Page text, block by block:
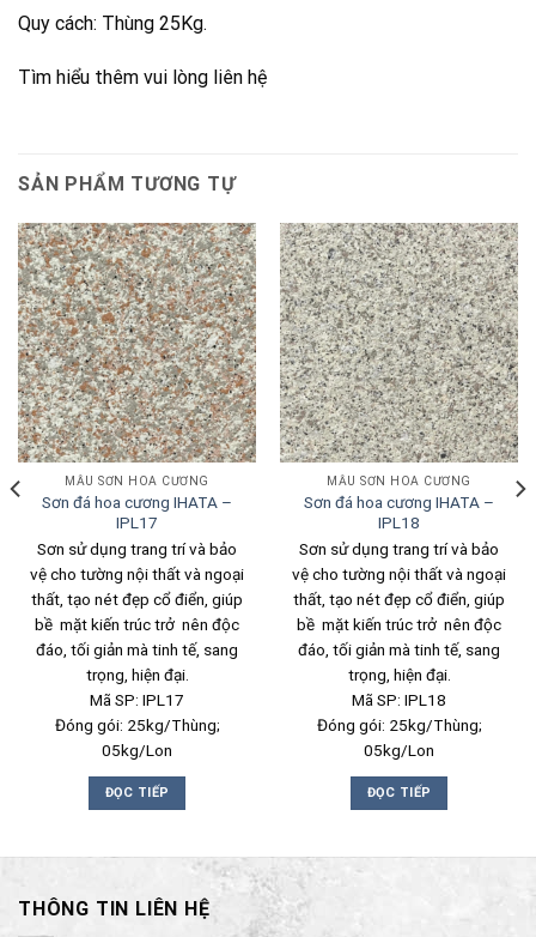
Quy cách: Thùng 25Kg.
Tìm hiểu thêm vui lòng liên hệ
SẢN PHẨM TƯƠNG TỰ
MẪU SƠN HOA CƯƠNG
Sơn đá hoa cương IHATA –
IPL17
Sơn sử dụng trang trí và bảo
vệ cho tường nội thất và ngoại
thất, tạo nét đẹp cổ điển, giúp
bề mặt kiến trúc trở nên độc
đáo, tối giản mà tinh tế, sang
trọng, hiện đại.
Mã SP: IPL17
Đóng gói: 25kg/Thùng;
05kg/Lon
ĐỌC TIẾP
MẪU SƠN HOA CƯƠNG
Sơn đá hoa cương IHATA –
IPL18
Sơn sử dụng trang trí và bảo
vệ cho tường nội thất và ngoại
thất, tạo nét đẹp cổ điển, giúp
bề mặt kiến trúc trở nên độc
đáo, tối giản mà tinh tế, sang
trọng, hiện đại.
Mã SP: IPL18
Đóng gói: 25kg/Thùng;
05kg/Lon
ĐỌC TIẾP
THÔNG TIN LIÊN HỆ